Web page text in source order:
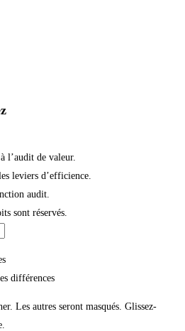
l’audit de valeur.
leviers d’efficience.
audit.
sont réservés.
différences
Les autres seront masqués. Glissez-